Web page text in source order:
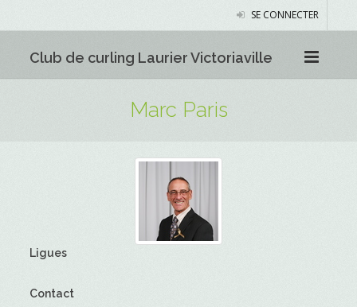
SE CONNECTER
Club de curling Laurier Victoriaville
Marc Paris
Ligues
Contact